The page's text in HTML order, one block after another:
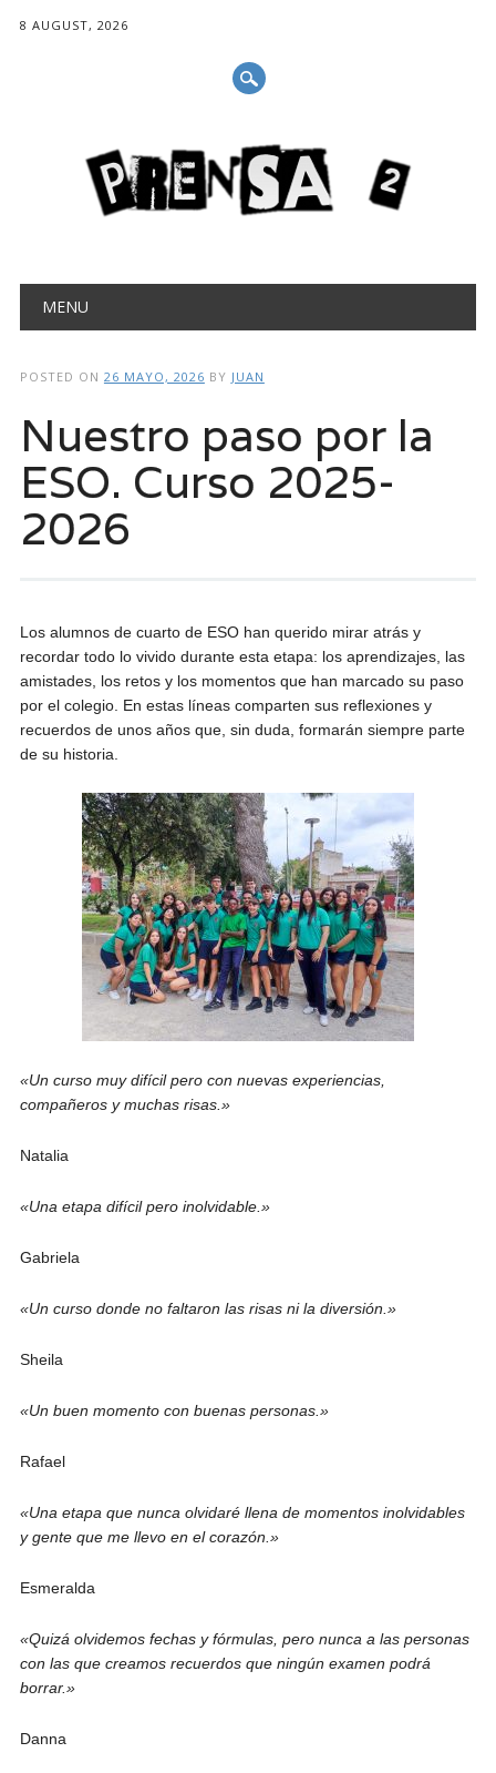
8 AUGUST, 2026
Main menu
MENU
POSTED ON 26 MAYO, 2026 BY JUAN
Nuestro paso por la
ESO. Curso 2025-
2026
Los alumnos de cuarto de ESO han querido mirar atrás y
recordar todo lo vivido durante esta etapa: los aprendizajes, las
amistades, los retos y los momentos que han marcado su paso
por el colegio. En estas líneas comparten sus reflexiones y
recuerdos de unos años que, sin duda, formarán siempre parte
de su historia.
«Un curso muy difícil pero con nuevas experiencias,
compañeros y muchas risas.»
Natalia
«Una etapa difícil pero inolvidable.»
Gabriela
«Un curso donde no faltaron las risas ni la diversión.»
Sheila
«Un buen momento con buenas personas.»
Rafael
«Una etapa que nunca olvidaré llena de momentos inolvidables
y gente que me llevo en el corazón.»
Esmeralda
«Quizá olvidemos fechas y fórmulas, pero nunca a las personas
con las que creamos recuerdos que ningún examen podrá
borrar.»
Danna